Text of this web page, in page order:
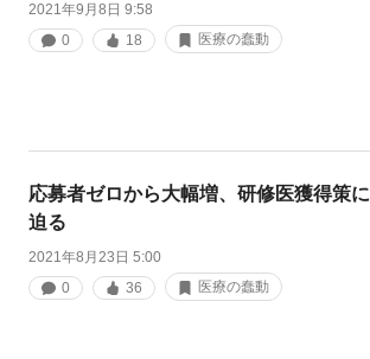
2021年9月8日 9:58
0
18 医療の蠢動
応募者ゼロから大幅増、研修医獲得策に
迫る
2021年8月23日 5:00
0
36 医療の蠢動